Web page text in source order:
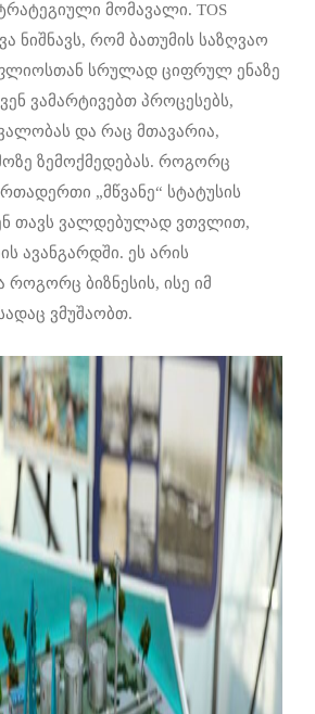
მომავალი. TOS
ნიშნავს, რომ ბათუმის საზღვაო
სრულად ციფრულ ენაზე
ვამარტივებთ პროცესებს,
და რაც მთავარია,
ზემოქმედებას. როგორც
„მწვანე“ სტატუსის
თავს ვალდებულად ვთვლით,
ავანგარდში. ეს არის
როგორც ბიზნესის, ისე იმ
ვმუშაობთ.